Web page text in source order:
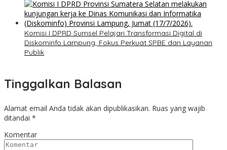
Komisi I DPRD Sumsel Pelajari Transformasi Digital di
Diskominfo Lampung, Fokus Perkuat SPBE dan Layanan
Publik
Tinggalkan Balasan
Alamat email Anda tidak akan dipublikasikan. Ruas yang wajib
ditandai *
Komentar